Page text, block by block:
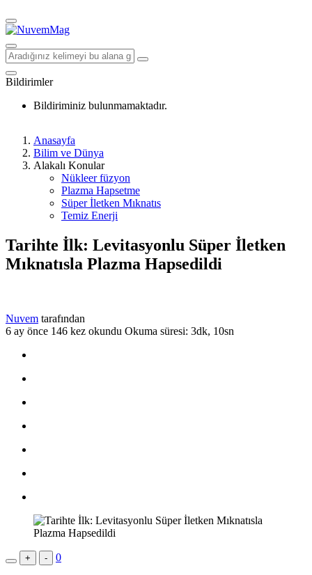
Bildirimler
Bildiriminiz bulunmamaktadır.
Anasayfa
Bilim ve Dünya
Alakalı Konular
Nükleer füzyon
Plazma Hapsetme
Süper İletken Mıknatıs
Temiz Enerji
Tarihte İlk: Levitasyonlu Süper İletken
Mıknatısla Plazma Hapsedildi
Nuvem tarafından
6 ay önce 146 kez okundu Okuma süresi: 3dk, 10sn
+ - 0